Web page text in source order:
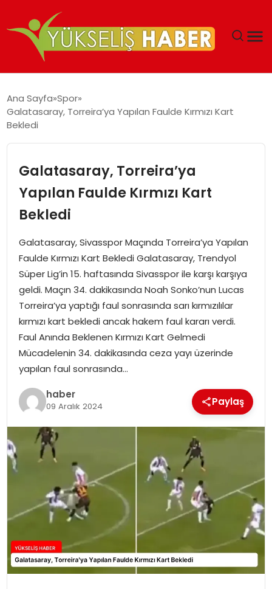
MALIYETLERINI AZALTIYOR’
Ana Sayfa Spor
Galatasaray, Torreira’ya Yapılan Faulde Kırmızı Kart
Bekledi
Galatasaray, Torreira’ya
Yapılan Faulde Kırmızı Kart
Bekledi
Galatasaray, Sivasspor Maçında Torreira’ya Yapılan
Faulde Kırmızı Kart Bekledi Galatasaray, Trendyol
Süper Lig’in 15. haftasında Sivasspor ile karşı karşıya
geldi. Maçın 34. dakikasında Noah Sonko’nun Lucas
Torreira’ya yaptığı faul sonrasında sarı kırmızılılar
kırmızı kart bekledi ancak hakem faul kararı verdi.
Faul Anında Beklenen Kırmızı Kart Gelmedi
Mücadelenin 34. dakikasında ceza yayı üzerinde
yapılan faul sonrasında…
haber
09 Aralık 2024 Paylaş